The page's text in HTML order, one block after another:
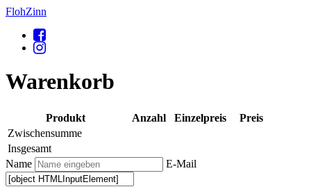
FlohZinn
Warenkorb
Produkt Anzahl Einzelpreis
Preis
Zwischensumme
Insgesamt
Name
E-Mail